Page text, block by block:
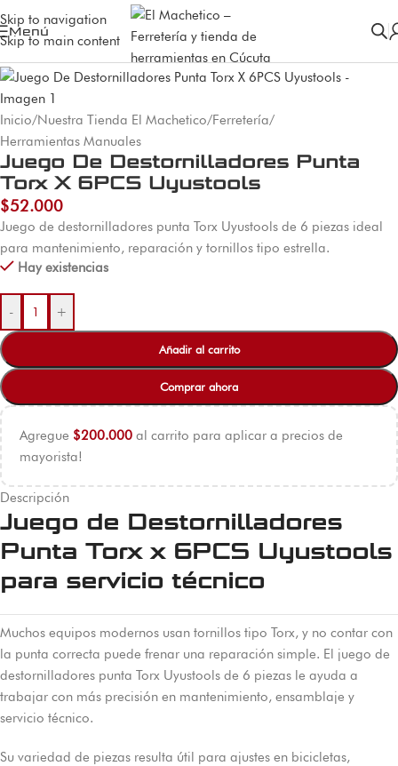
Skip to navigation
Skip to main content
Menú
Inicio/Nuestra Tienda El Machetico/Ferretería/
Herramientas Manuales
Juego De Destornilladores Punta
Torx X 6PCS Uyustools
$52.000
Juego de destornilladores punta Torx Uyustools de 6 piezas ideal
para mantenimiento, reparación y tornillos tipo estrella.
Hay existencias
- +
Añadir al carrito
Comprar ahora
Agregue $200.000 al carrito para aplicar a precios de
mayorista!
Descripción
Juego de Destornilladores
Punta Torx x 6PCS Uyustools
para servicio técnico
Muchos equipos modernos usan tornillos tipo Torx, y no contar con
la punta correcta puede frenar una reparación simple. El juego de
destornilladores punta Torx Uyustools de 6 piezas le ayuda a
trabajar con más precisión en mantenimiento, ensamblaje y
servicio técnico.
Su variedad de piezas resulta útil para ajustes en bicicletas,